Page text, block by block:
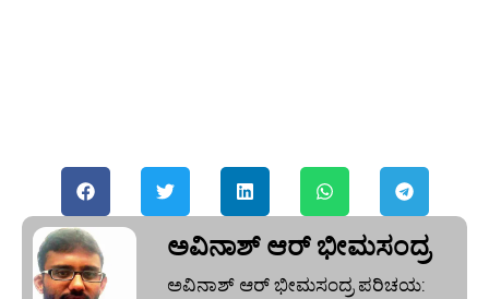
ಅವಿನಾಶ್‌ ಆರ್‌ ಭೀಮಸಂದ್ರ
ಅವಿನಾಶ್‌ ಆರ್‌ ಭೀಮಸಂದ್ರ ಪರಿಚಯ: